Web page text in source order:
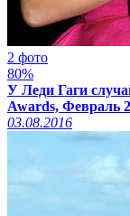
2 фото
80%
У Леди Гаги
Awards, Февраль
03.08.2016